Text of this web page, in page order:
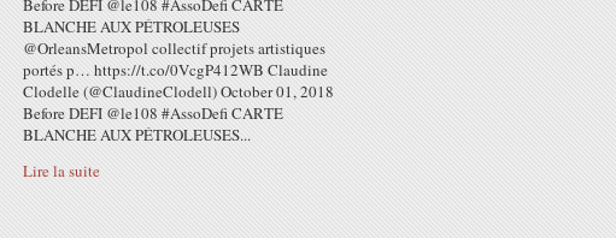
Before DEFI @le108 #AssoDefi CARTE
BLANCHE AUX PÉTROLEUSES
@OrleansMetropol collectif projets artistiques
portés p… https://t.co/0VcgP412WB Claudine
Clodelle (@ClaudineClodell) October 01, 2018
Before DEFI @le108 #AssoDefi CARTE
BLANCHE AUX PÉTROLEUSES...
Lire la suite